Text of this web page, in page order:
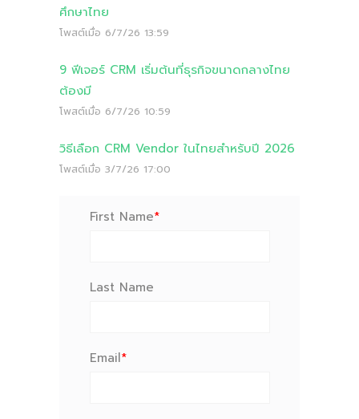
ศึกษาไทย
โพสต์เมื่อ 6/7/26 13:59
9 ฟีเจอร์ CRM เริ่มต้นที่ธุรกิจขนาดกลางไทย
ต้องมี
โพสต์เมื่อ 6/7/26 10:59
วิธีเลือก CRM Vendor ในไทยสำหรับปี 2026
โพสต์เมื่อ 3/7/26 17:00
First Name*
Last Name
Email*